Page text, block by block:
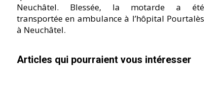
Neuchâtel. Blessée, la motarde a été
transportée en ambulance à l’hôpital Pourtalès
à Neuchâtel.
Articles qui pourraient vous intéresser